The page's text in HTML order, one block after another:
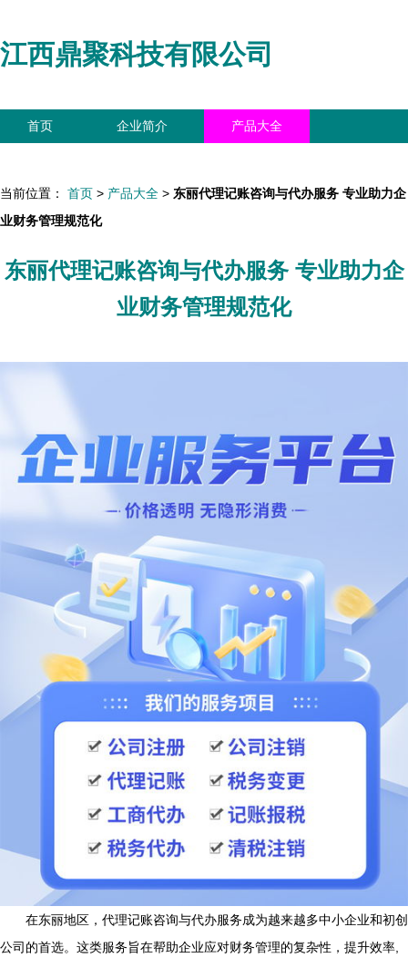
江西鼎聚科技有限公司
首页 企业简介 产品大全
当前位置： 首页 > 产品大全 > 东丽代理记账咨询与代办服务 专业助力企
业财务管理规范化
东丽代理记账咨询与代办服务 专业助力企
业财务管理规范化
在东丽地区，代理记账咨询与代办服务成为越来越多中小企业和初创
公司的首选。这类服务旨在帮助企业应对财务管理的复杂性，提升效率,